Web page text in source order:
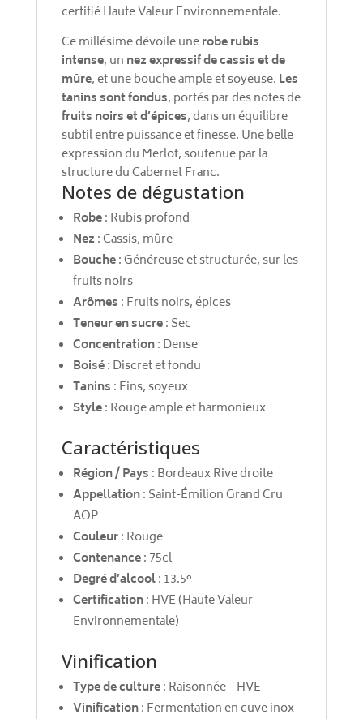
certifié Haute Valeur Environnementale.
Ce millésime dévoile unerobe rubis
intense, un nez expressif de cassis et de
mûre, et une bouche ample et soyeuse. Les
tanins sont fondus, portés par des notes de
fruits noirs et d’épices, dans un équilibre
subtil entre puissance et finesse. Une belle
expression du Merlot, soutenue par la
structure du Cabernet Franc.
Notes de dégustation
Robe: Rubis profond
Nez : Cassis, mûre
Bouche: Généreuse et structurée, sur les
fruits noirs
Arômes : Fruits noirs, épices
Teneur en sucre: Sec
Concentration: Dense
Boisé: Discret et fondu
Tanins : Fins, soyeux
Style: Rouge ample et harmonieux
Caractéristiques
Région / Pays : Bordeaux Rive droite
Appellation: Saint-Émilion Grand Cru
AOP
Couleur: Rouge
Contenance: 75cl
Degré d’alcool: 13.5°
Certification: HVE (Haute Valeur
Environnementale)
Vinification
Type de culture: Raisonnée – HVE
Vinification: Fermentation en cuve inox